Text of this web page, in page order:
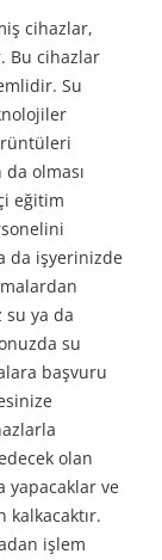
cihazlar,
Bu cihazlar
Su
olması
eğitim
da işyerinizde
su ya da
su
başvuru
olan
yapacaklar ve
kalkacaktır.
işlem